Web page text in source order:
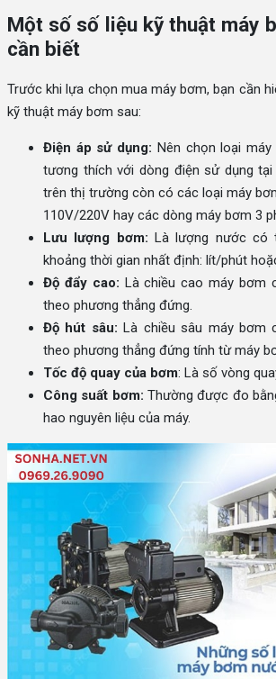
Một số số liệu kỹ thuật máy
cần biết
Trước khi lựa chọn mua máy bơm, bạn cần
kỹ thuật máy bơm sau:
Điện áp sử dụng: Nên chọn loại
tương thích với dòng điện sử dụng tại
trên thị trường còn có các loại máy
110V/220V hay các dòng máy bơm 3
Lưu lượng bơm: Là lượng nước có
khoảng thời gian nhất định: lít/phút
Độ đẩy cao: Là chiều cao máy bơm
theo phương thẳng đứng.
Độ hút sâu: Là chiều sâu máy bơm
theo phương thẳng đứng tính từ máy
Tốc độ quay của bơm: Là số vòng
Công suất bơm: Thường được đo
hao nguyên liệu của máy.